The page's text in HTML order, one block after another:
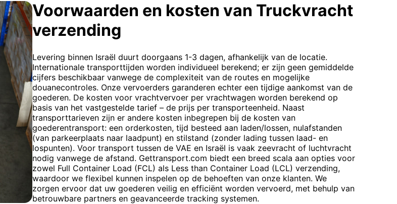
Voorwaarden en kosten van Truckvracht
verzending
Levering binnen Israël duurt doorgaans 1-3 dagen, afhankelijk van de locatie.
Internationale transporttijden worden individueel berekend; er zijn geen gemiddelde
cijfers beschikbaar vanwege de complexiteit van de routes en mogelijke
douanecontroles. Onze vervoerders garanderen echter een tijdige aankomst van de
goederen. De kosten voor vrachtvervoer per vrachtwagen worden berekend op
basis van het vastgestelde tarief – de prijs per transporteenheid. Naast
transporttarieven zijn er andere kosten inbegrepen bij de kosten van
goederentransport: een orderkosten, tijd besteed aan laden/lossen, nulafstanden
(van parkeerplaats naar laadpunt) en stilstand (zonder lading tussen laad- en
lospunten). Voor transport tussen de VAE en Israël is vaak zeevracht of luchtvracht
nodig vanwege de afstand. Gettransport.com biedt een breed scala aan opties voor
zowel Full Container Load (FCL) als Less than Container Load (LCL) verzending,
waardoor we flexibel kunnen inspelen op de behoeften van onze klanten. We
zorgen ervoor dat uw goederen veilig en efficiënt worden vervoerd, met behulp van
betrouwbare partners en geavanceerde tracking systemen.